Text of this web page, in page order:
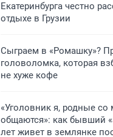
Екатеринбурга честно
отдыхе в Грузии
Сыграем в «Ромашку»?
головоломка, которая
не хуже кофе
«Уголовник я, родные со
общаются»: как бывший
лет живет в землянке